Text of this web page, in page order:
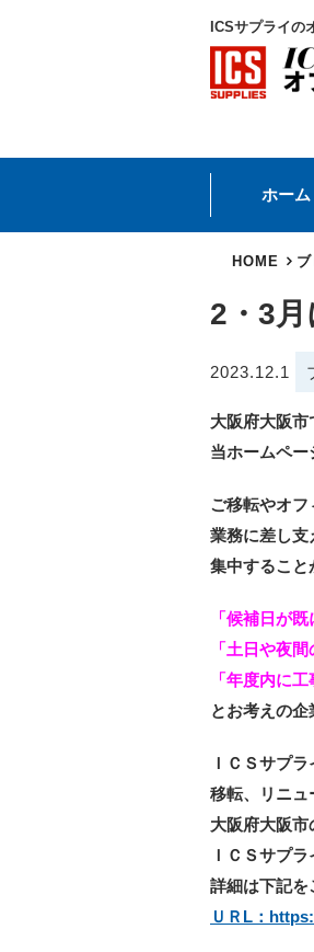
ICSサプライの
ホーム
HOME
2・3
2023.12.1
大阪府大阪市
当ホームペー
ご移転やオフ
業務に差し支
集中すること
「候補日が
「土日や夜
「年度内に
とお考えの企
ＩＣＳサプ
移転、リニュ
大阪府大阪
ＩＣＳサプ
詳細は下記を
ＵＲL：https